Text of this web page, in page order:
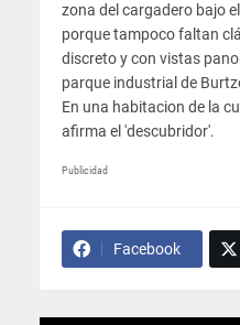
zona del cargadero bajo
porque tampoco faltan
discreto y con vistas
parque industrial de
En una habitacion de la
afirma el 'descubridor'.
Publicidad
Facebook